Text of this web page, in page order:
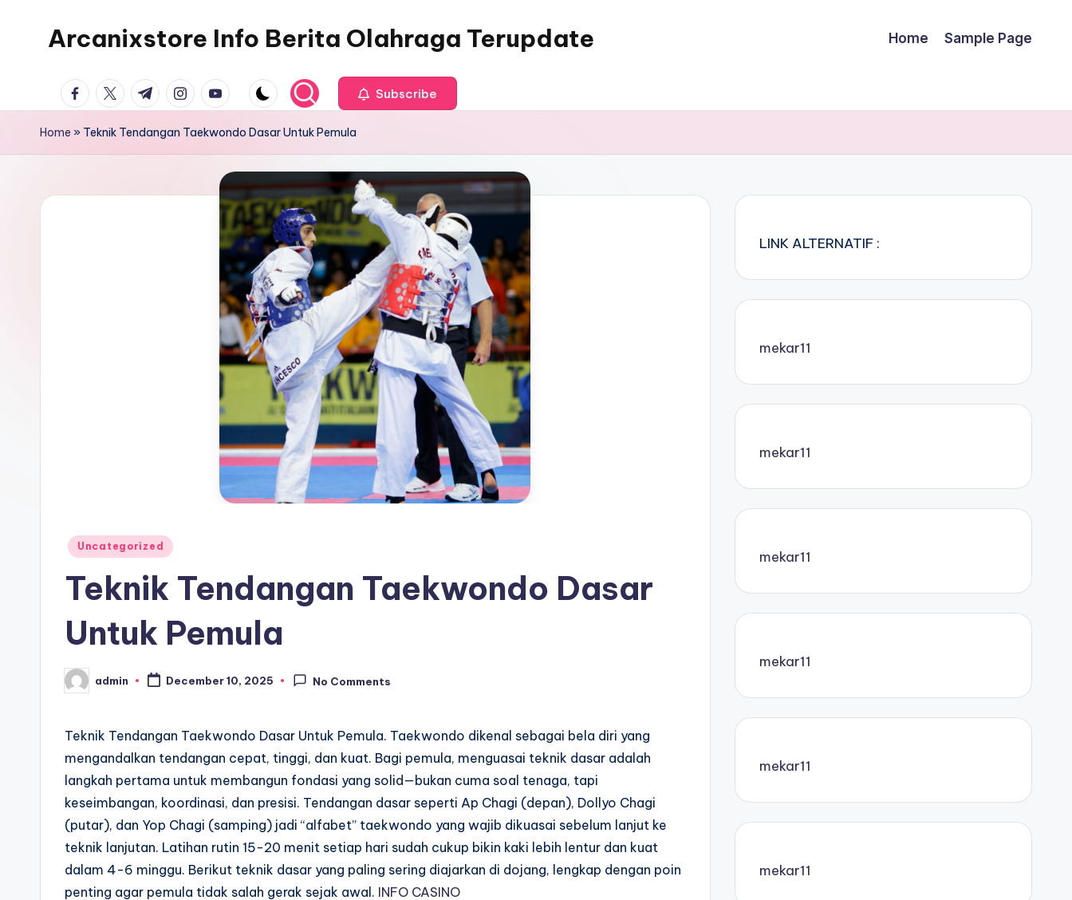
Arcanixstore Info Berita Olahraga Terupdate Home Sample Page
facebook.com
twitter.com
t.me instagram.com
youtube.com Subscribe
Home » Teknik Tendangan Taekwondo Dasar Untuk Pemula
Posted
Uncategorized
Teknik Tendangan Taekwondo Dasar
Untuk Pemula
Posted
by
admin December 10, 2025 No Comments
Teknik Tendangan Taekwondo Dasar Untuk Pemula. Taekwondo dikenal sebagai bela diri yang
mengandalkan tendangan cepat, tinggi, dan kuat. Bagi pemula, menguasai teknik dasar adalah
langkah pertama untuk membangun fondasi yang solid—bukan cuma soal tenaga, tapi
keseimbangan, koordinasi, dan presisi. Tendangan dasar seperti Ap Chagi (depan), Dollyo Chagi
(putar), dan Yop Chagi (samping) jadi “alfabet” taekwondo yang wajib dikuasai sebelum lanjut ke
teknik lanjutan. Latihan rutin 15-20 menit setiap hari sudah cukup bikin kaki lebih lentur dan kuat
dalam 4-6 minggu. Berikut teknik dasar yang paling sering diajarkan di dojang, lengkap dengan poin
penting agar pemula tidak salah gerak sejak awal. INFO CASINO
LINK ALTERNATIF :
mekar11
mekar11
mekar11
mekar11
mekar11
mekar11